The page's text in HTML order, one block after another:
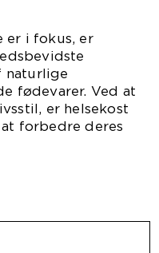
er i fokus, er
naturlige
fødevarer. Ved at
er helsekost
forbedre deres